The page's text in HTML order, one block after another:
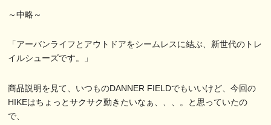
～中略～
「アーバンライフとアウトドアをシームレスに結ぶ、新世代のトレ
イルシューズです。」
商品説明を見て、いつものDANNER FIELDでもいいけど、今回の
HIKEはちょっとサクサク動きたいなぁ、、、。と思っていたの
で、